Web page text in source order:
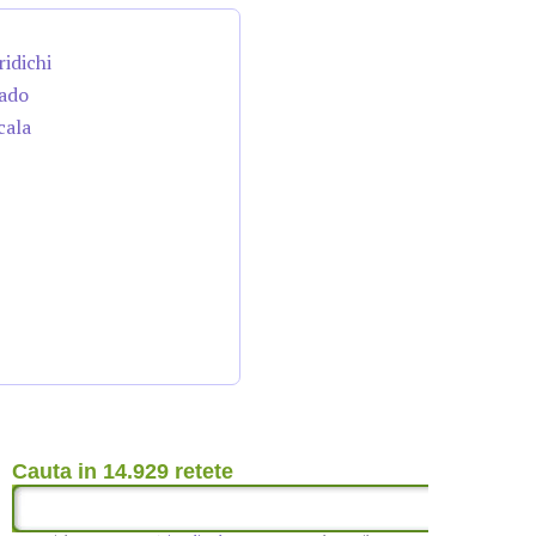
Cauta in 14.929 retete